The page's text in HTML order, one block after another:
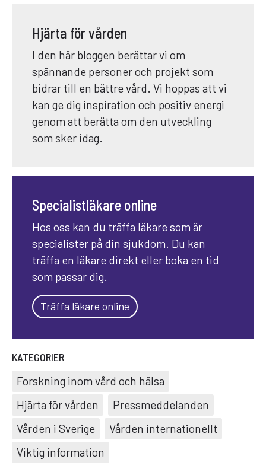
Hjärta för vården
I den här bloggen berättar vi om
spännande personer och projekt som
bidrar till en bättre vård. Vi hoppas att vi
kan ge dig inspiration och positiv energi
genom att berätta om den utveckling
som sker idag.
Specialistläkare online
Hos oss kan du träffa läkare som är
specialister på din sjukdom. Du kan
träffa en läkare direkt eller boka en tid
som passar dig.
Träffa läkare online
KATEGORIER
Forskning inom vård och hälsa
Hjärta för vården
Pressmeddelanden
Vården i Sverige
Vården internationellt
Viktig information